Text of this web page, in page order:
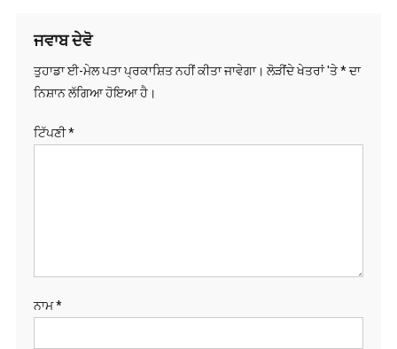
ਜਵਾਬ ਦੇਵੋ
ਤੁਹਾਡਾ ਈ-ਮੇਲ ਪਤਾ ਪ੍ਰਕਾਸ਼ਿਤ ਨਹੀਂ ਕੀਤਾ ਜਾਵੇਗਾ। ਲੋੜੀਂਦੇ ਖੇਤਰਾਂ 'ਤੇ*ਦਾ
ਨਿਸ਼ਾਨ ਲੱਗਿਆ ਹੋਇਆ ਹੈ।
ਟਿੱਪਣੀ*
ਨਾਮ*